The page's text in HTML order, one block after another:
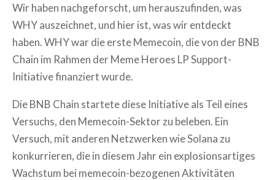
Wir haben nachgeforscht, um herauszufinden, was
WHY auszeichnet, und hier ist, was wir entdeckt
haben. WHY war die erste Memecoin, die von der BNB
Chain im Rahmen der Meme Heroes LP Support-
Initiative finanziert wurde.
Die BNB Chain startete diese Initiative als Teil eines
Versuchs, den Memecoin-Sektor zu beleben. Ein
Versuch, mit anderen Netzwerken wie Solana zu
konkurrieren, die in diesem Jahr ein explosionsartiges
Wachstum bei memecoin-bezogenen Aktivitäten